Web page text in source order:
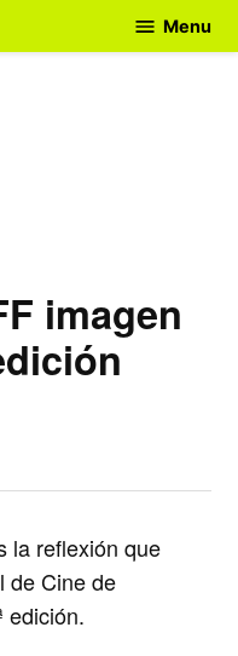
Menu
imagen
la reflexión que
de Cine de
edición.